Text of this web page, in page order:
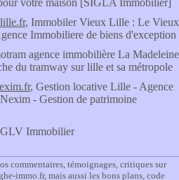
votre maison [SIGLA Immobilier]
, Immobiler Vieux Lille : Le Vieux
Immobiliere de biens d'exception
agence immobilière La Madeleine
du tramway sur lille et sa métropole
, Gestion locative Lille - Agence
- Gestion de patrimoine
Immobilier
commentaires, témoignages, critiques sur
immo.fr, mais aussi les bons plans, code